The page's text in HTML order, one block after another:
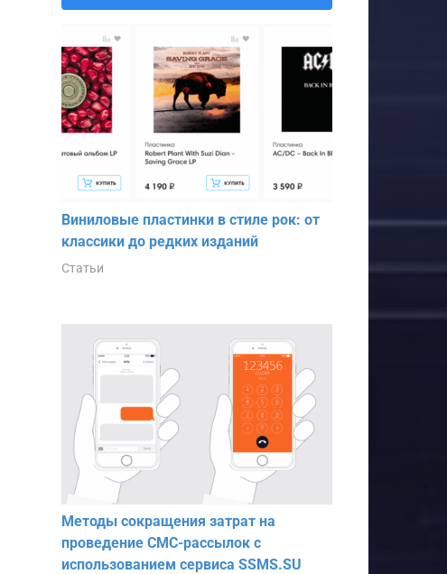
Виниловые пластинки в стиле рок: от
классики до редких изданий
Статьи
Методы сокращения затрат на
проведение СМС-рассылок с
использованием сервиса SSMS.SU